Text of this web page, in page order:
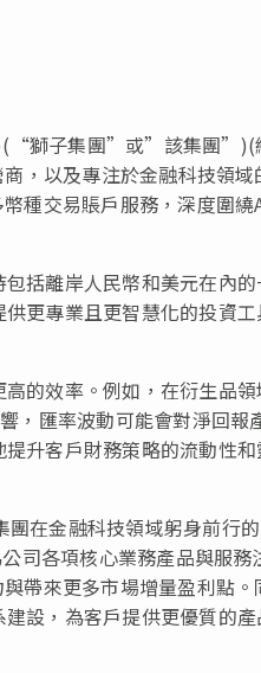
獅子集團”或”該集團”)(
，以及專注於金融科技領域
種交易賬戶服務，深度圍繞
括離岸人民幣和美元在內的
更專業且更智慧化的投資工
的效率。例如，在衍生品領
，匯率波動可能會對淨回報
升客戶財務策略的流動性
團在金融科技領域躬身前行
司各項核心業務產品與服務
帶來更多市場增量盈利點。
設，為客戶提供更優質的產